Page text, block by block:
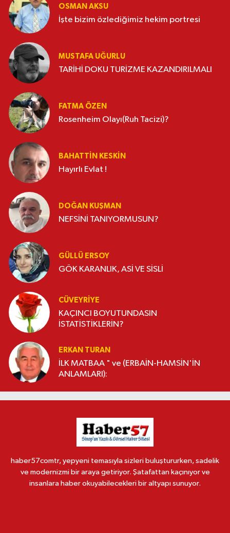
OSMAN AKSU
İşte bizim özlediğimiz hekim portresi
MUSTAFA UĞURLU
TARİHİ DOKU TURİZME KAZANDIRILMALI
FATMA ÖZEN
Rosenheim Olayı(Ruh Tacizi)?
BAHATTIN KESKİN
Hayırlı Evlat !
DOĞAN KUŞMAN
NEFSİNİ TANIYORMUSUN?
GÜLLÜ ERSOY
GÖK KARANLIK, ASİ VE SİSLİ
CÜVEYRIYE
KAÇINCI BOYUTUNDASIN
İSTATİSTİKLERİN?
ERKAN TURAN
İLK MATBAA " ve (ERBAİN-HAMSİN'İN
ANLAMLARI):
haber57comtr, yepyeni temasıyla sizleri buluştururken, sadelik
ve modernizmi bir araya getiriyor. Şatafattan kaçınıyor ve
insanlara haber okuyabilecekleri bir altyapı sunuyor.